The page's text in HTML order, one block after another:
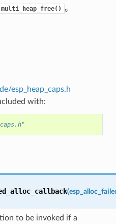
multi_heap_free() 。
esp_heap_caps.h
with:
(
to be invoked if a